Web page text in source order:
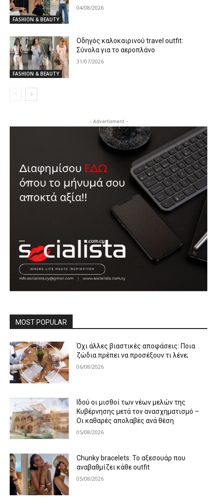
FASHION & BEAUTY
04/08/2026
FASHION & BEAUTY
Oδηγός καλοκαιρινού travel outfit:
Σύνολα για το αεροπλάνο
31/07/2026
- Advertisment -
MOST POPULAR
Όχι άλλες βιαστικές αποφάσεις: Ποια
ζώδια πρέπει να προσέξουν τι λένε;
06/08/2026
Ιδού οι μισθοί των νέων μελών της
Κυβέρνησης μετά τον ανασχηματισμό –
Οι καθαρές απολαβές ανά θέση
05/08/2026
Chunky bracelets: Το αξεσουάρ που
αναβαθμίζει κάθε outfit
05/08/2026